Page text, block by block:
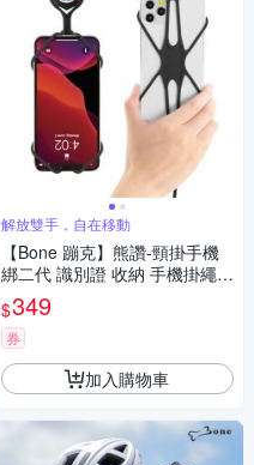
解放雙手，自在移動
【Bone 蹦克】熊讚-頸掛手機
綁二代 識別證 收納 手機掛繩背
帶 吊繩
$349
券
加入購物車